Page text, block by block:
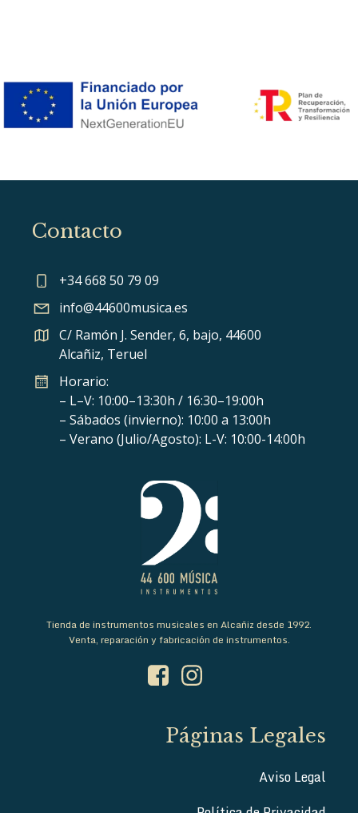
Contacto
+34 668 50 79 09
info@44600musica.es
C/ Ramón J. Sender, 6, bajo, 44600
Alcañiz, Teruel
Horario:
– L–V: 10:00–13:30h / 16:30–19:00h
– Sábados (invierno): 10:00 a 13:00h
– Verano (Julio/Agosto): L-V: 10:00-14:00h
Tienda de instrumentos musicales en Alcañiz desde 1992.
Venta, reparación y fabricación de instrumentos.
Páginas Legales
Aviso Legal